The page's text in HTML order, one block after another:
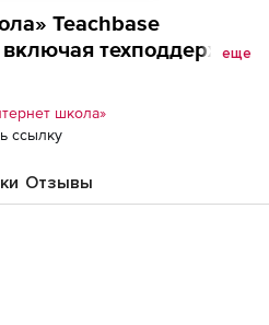
Teachbase
техподдержку,
еще
школа»
ссылку
Отзывы